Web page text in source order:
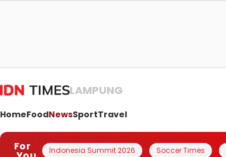
LAMPUNG
HomeFoodNewsSportTravel
For Indonesia Summit 2026 Soccer Times